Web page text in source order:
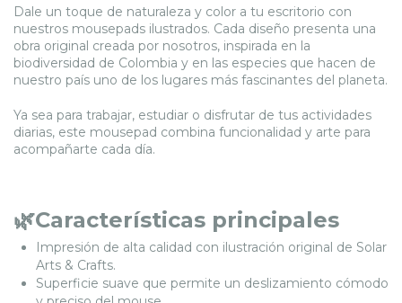
Dale un toque de naturaleza y color a tu escritorio con
nuestros mousepads ilustrados. Cada diseño presenta una
obra original creada por nosotros, inspirada en la
biodiversidad de Colombia y en las especies que hacen de
nuestro país uno de los lugares más fascinantes del planeta.
Ya sea para trabajar, estudiar o disfrutar de tus actividades
diarias, este mousepad combina funcionalidad y arte para
acompañarte cada día.
🌿Características principales
Impresión de alta calidad con ilustración original de Solar
Arts & Crafts.
Superficie suave que permite un deslizamiento cómodo